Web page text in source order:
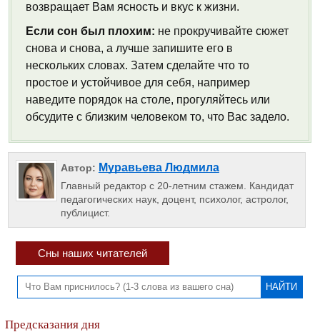
возвращает Вам ясность и вкус к жизни.
Если сон был плохим: не прокручивайте сюжет
снова и снова, а лучше запишите его в
нескольких словах. Затем сделайте что то
простое и устойчивое для себя, например
наведите порядок на столе, прогуляйтесь или
обсудите с близким человеком то, что Вас задело.
Автор: Муравьева Людмила
Главный редактор с 20-летним стажем. Кандидат
педагогических наук, доцент, психолог, астролог,
публицист.
Сны наших читателей
Предсказания дня